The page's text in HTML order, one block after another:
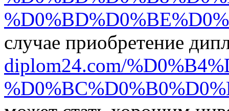
случае приобретение
diplom24.com/